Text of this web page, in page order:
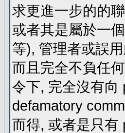
求更進一步的的
或者其是屬於一
等), 管理者或誤
而且完全不負任
令下, 完全沒有向
defamatory
而得, 或者是只有